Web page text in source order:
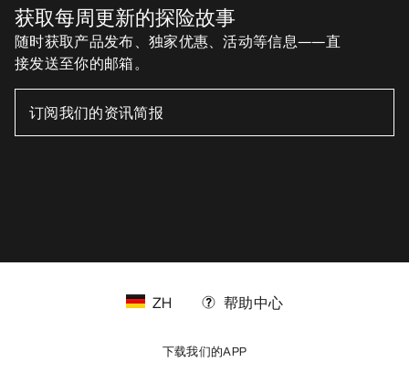
获取每周更新的探险故事
随时获取产品发布、独家优惠、活动等信息——直
接发送至你的邮箱。
ZH 帮助中心
下载我们的APP